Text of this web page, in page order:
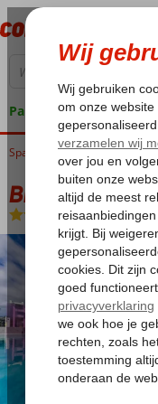
Pakketgarantie
Home
Spanje Canarische Eilanden
Bitacora Hotel
Logies en